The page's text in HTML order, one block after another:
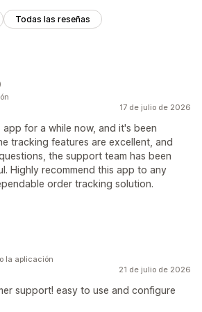
personalizadas
Todas las reseñas
17 de julio de 2026
app for a while now, and it's been
tracking features are excellent, and
the support team has been
Highly recommend this app to any
order tracking solution.
21 de julio de 2026
support! easy to use and configure
la aplicación